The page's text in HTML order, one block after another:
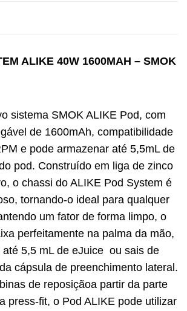
ALIKE 40W 1600MAH – SMOK
sistema SMOK ALIKE Pod, com
de 1600mAh, compatibilidade
e pode armazenar até 5,5mL de
pod. Construído em liga de zinco
o chassi do ALIKE Pod System é
tornando-o ideal para qualquer
um fator de forma limpo, o
perfeitamente na palma da mão,
até 5,5 mL de eJuice ou sais de
cápsula de preenchimento lateral.
de reposiçãoa partir da parte
press-fit, o Pod ALIKE pode utilizar